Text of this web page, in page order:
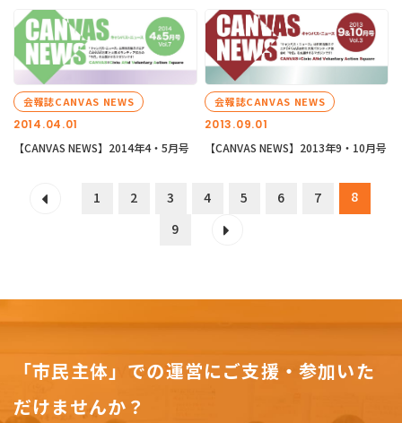
2014.04.01
会報誌CANVAS NEWS
【CANVAS NEWS】2014年4・5月号
2013.09.01
会報誌CANVAS NEWS
【CANVAS NEWS】2013年9・10月号
1 2 3 4 5 6 7
8
9
「市民主体」での運営にご支援・参加いた
だけませんか？